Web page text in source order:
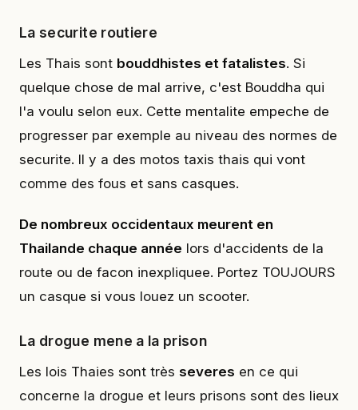
La securite routiere
Les Thais sont bouddhistes et fatalistes. Si
quelque chose de mal arrive, c'est Bouddha qui
l'a voulu selon eux. Cette mentalite empeche de
progresser par exemple au niveau des normes de
securite. Il y a des motos taxis thais qui vont
comme des fous et sans casques.
De nombreux occidentaux meurent en
Thailande chaque année lors d'accidents de la
route ou de facon inexpliquee. Portez TOUJOURS
un casque si vous louez un scooter.
La drogue mene a la prison
Les lois Thaies sont très severes en ce qui
concerne la drogue et leurs prisons sont des lieux